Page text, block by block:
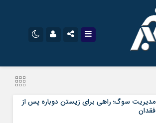
ایتا
مدیریت سوگ؛ راهی برای زیستن دوباره پس از
فقدان